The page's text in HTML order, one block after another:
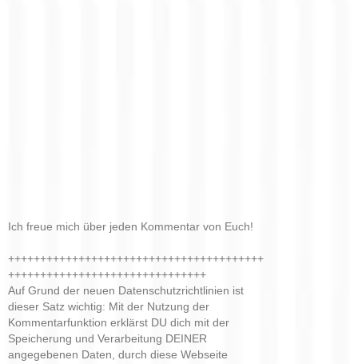
Ich freue mich über jeden Kommentar von Euch!
++++++++++++++++++++++++++++++++++++++++
+++++++++++++++++++++++++++++++
Auf Grund der neuen Datenschutzrichtlinien ist
dieser Satz wichtig: Mit der Nutzung der
Kommentarfunktion erklärst DU dich mit der
Speicherung und Verarbeitung DEINER
angegebenen Daten, durch diese Webseite